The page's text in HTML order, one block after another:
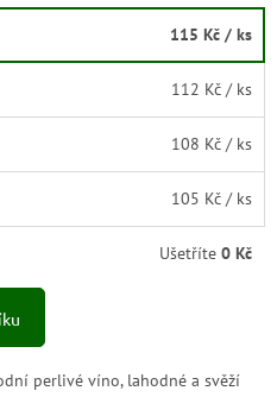
115 Kč / ks
112 Kč / ks
108 Kč / ks
105 Kč / ks
Ušetříte 0 Kč
perlivé víno, lahodné a svěží